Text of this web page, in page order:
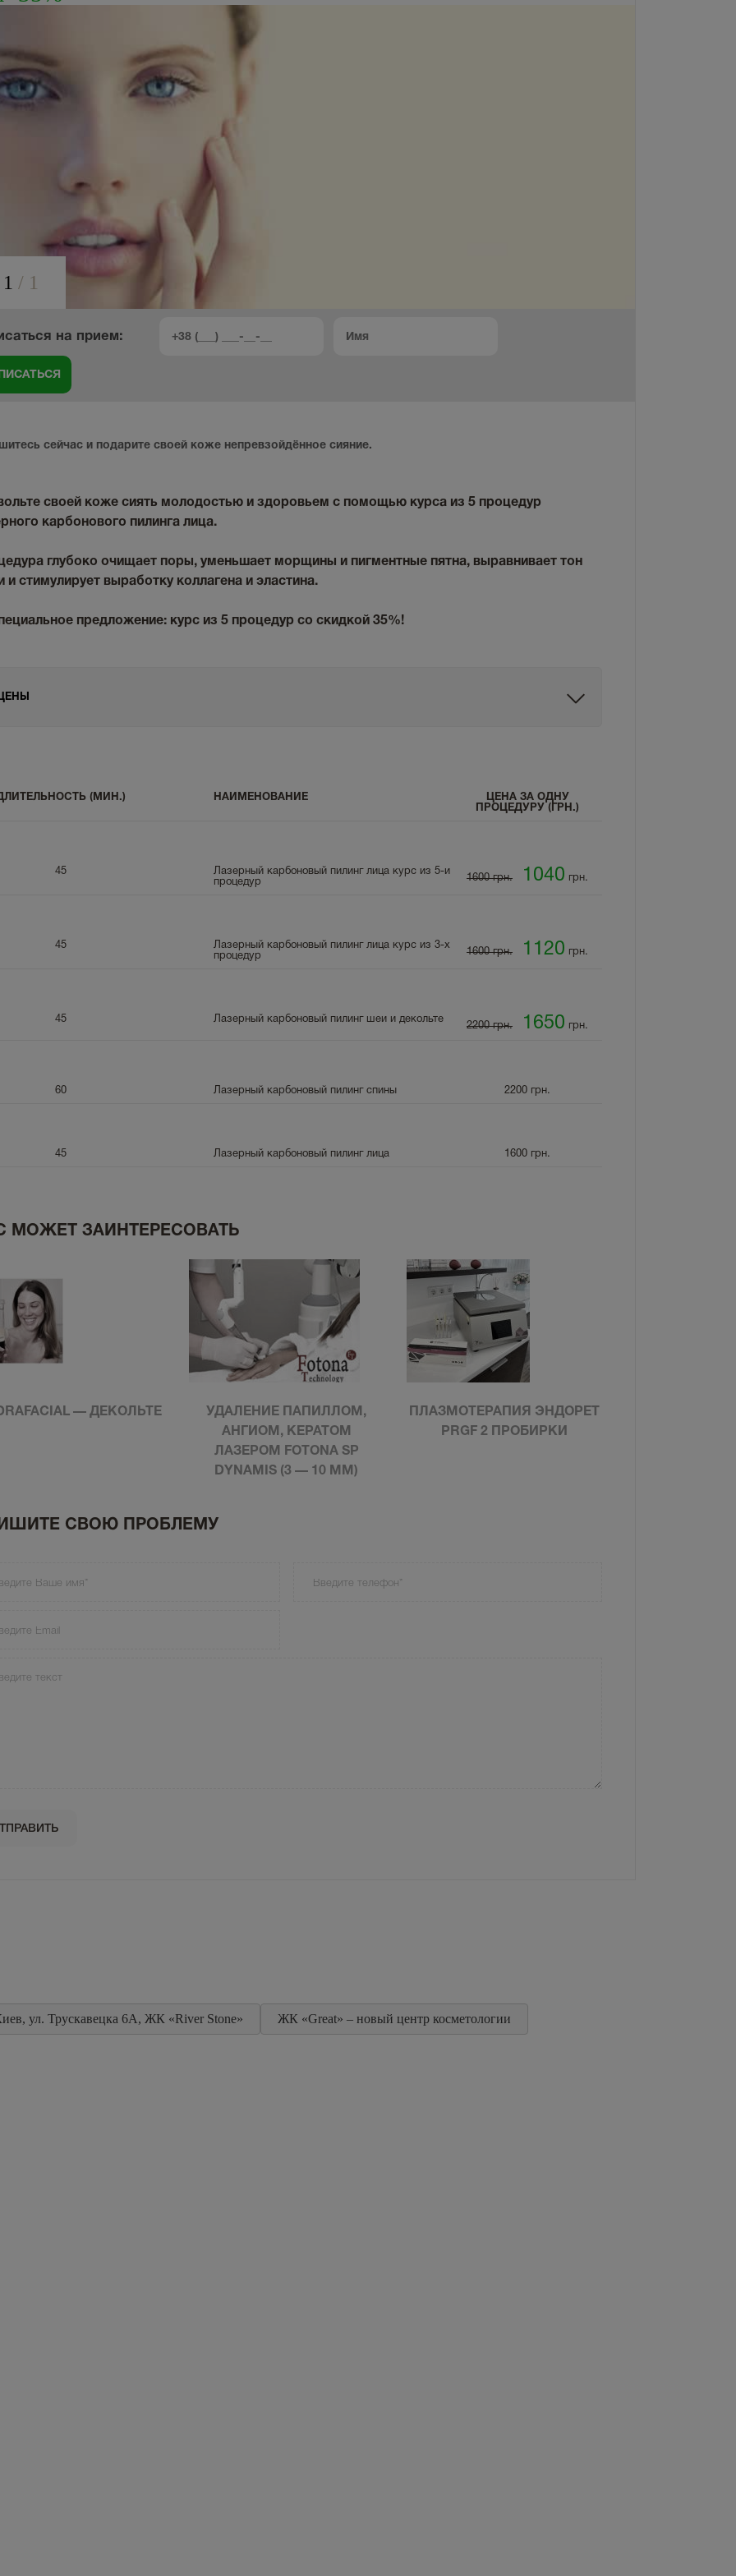
1 / 1
на прием:
сейчас и подарите своей коже непревзойдённое сияние.
своей коже сиять молодостью и здоровьем с помощью курса из 5 процедур
карбонового пилинга лица.
глубоко очищает поры, уменьшает морщины и пигментные пятна, выравнивает тон
и стимулирует выработку коллагена и эластина.
предложение: курс из 5 процедур со скидкой 35%!
(МИН.) НАИМЕНОВАНИЕ
ЦЕНА ЗА ОДНУ
ПРОЦЕДУРУ (ГРН.)
45
Лазерный карбоновый пилинг лица курс из 5-и
процедур
1600 грн. 1040 грн.
45
Лазерный карбоновый пилинг лица курс из 3-х
процедур
1600 грн. 1120 грн.
45 Лазерный карбоновый пилинг шеи и декольте
2200 грн. 1650 грн.
60 Лазерный карбоновый пилинг спины 2200 грн.
45 Лазерный карбоновый пилинг лица 1600 грн.
МОЖЕТ ЗАИНТЕРЕСОВАТЬ
— ДЕКОЛЬТЕ
УДАЛЕНИЕ ПАПИЛЛОМ,
АНГИОМ, КЕРАТОМ
ЛАЗЕРОМ FOTONA SP
DYNAMIS (3 — 10 ММ)
ПЛАЗМОТЕРАПИЯ ЭНДОРЕТ
PRGF 2 ПРОБИРКИ
СВОЮ ПРОБЛЕМУ
ул. Трускавецка 6А, ЖК «River Stone» ЖК «Great» – новый центр косметологии